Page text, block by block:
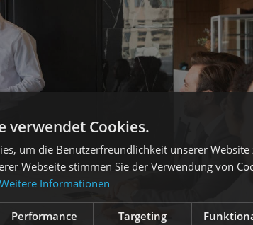
verwendet Cookies.
um die Benutzerfreundlichkeit unserer
Webseite stimmen Sie der Verwendung von
Weitere Informationen
Performance Targeting